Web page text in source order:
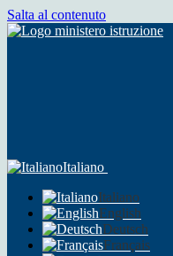
Salta al contenuto
Italiano
Italiano
English
Deutsch
Français